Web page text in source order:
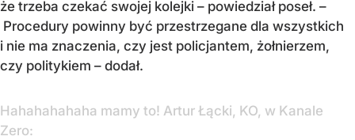
że trzeba czekać swojej kolejki – powiedział poseł. –
Procedury powinny być przestrzegane dla wszystkich
i nie ma znaczenia, czy jest policjantem, żołnierzem,
czy politykiem – dodał.
Hahahahahaha mamy to! Artur Łącki, KO, w Kanale
Zero: